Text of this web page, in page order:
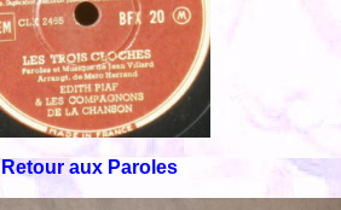
Retour aux Paroles